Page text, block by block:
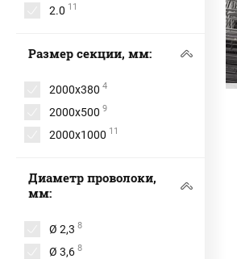
2.0 11
Размер секции, мм:
2000х380 4
2000х500 9
2000х1000 11
Диаметр проволоки,
мм:
Ø 2,3 8
Ø 3,6 8